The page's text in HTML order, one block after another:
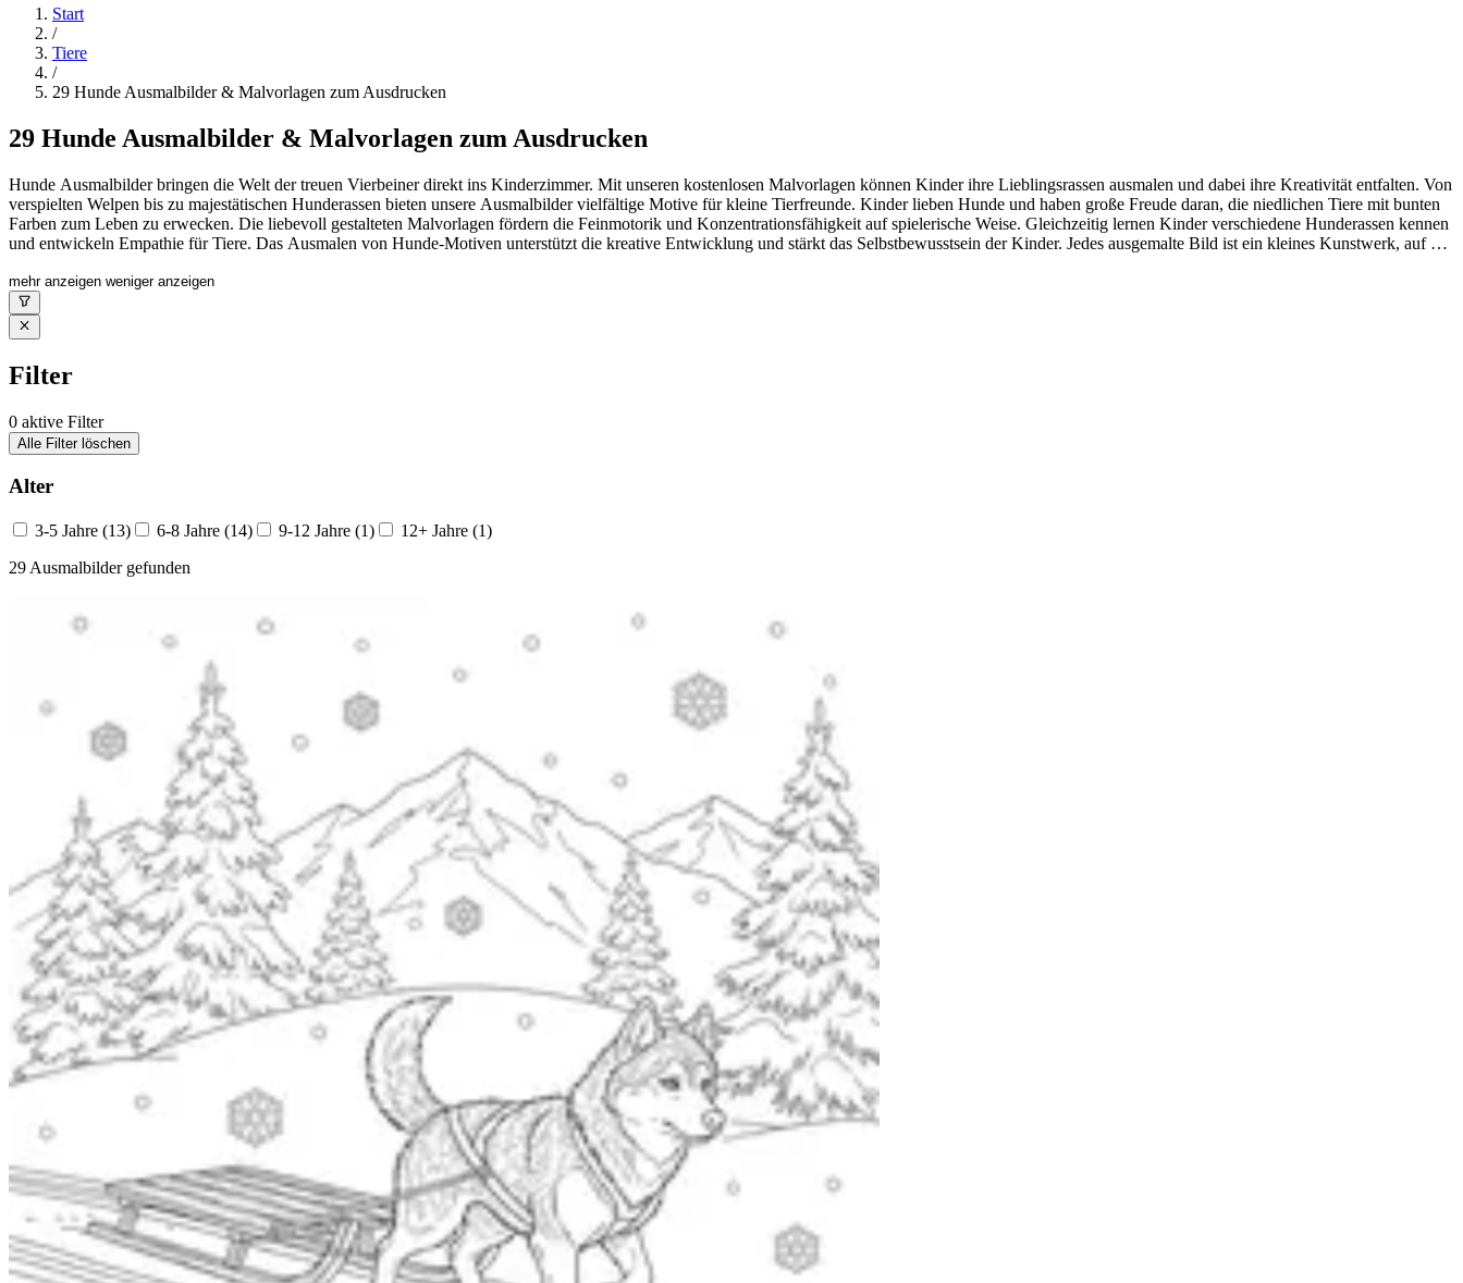
Start
/
Tiere
/
29 Hunde Ausmalbilder & Malvorlagen zum Ausdrucken
29 Hunde Ausmalbilder & Malvorlagen zum Ausdrucken
Hunde Ausmalbilder bringen die Welt der treuen Vierbeiner direkt ins Kinderzimmer. Mit unseren kostenlosen Malvorlagen können Kinder ihre Lieblingsrassen ausmalen und dabei ihre Kreativität entfalten. Von
verspielten Welpen bis zu majestätischen Hunderassen bieten unsere Ausmalbilder vielfältige Motive für kleine Tierfreunde. Kinder lieben Hunde und haben große Freude daran, die niedlichen Tiere mit bunten
Farben zum Leben zu erwecken. Die liebevoll gestalteten Malvorlagen fördern die Feinmotorik und Konzentrationsfähigkeit auf spielerische Weise. Gleichzeitig lernen Kinder verschiedene Hunderassen kennen
und entwickeln Empathie für Tiere. Das Ausmalen von Hunde-Motiven unterstützt die kreative Entwicklung und stärkt das Selbstbewusstsein der Kinder. Jedes ausgemalte Bild ist ein kleines Kunstwerk, auf das
schenken Sie Ihrem Kind stundenlangen kreativen Malspaß mit den beliebtesten Vierbeinern!
mehr anzeigen weniger anzeigen
Filter
0 aktive Filter
Alle Filter löschen
Alter
3-5 Jahre (13) 6-8 Jahre (14) 9-12 Jahre (1) 12+ Jahre (1)
29 Ausmalbilder gefunden